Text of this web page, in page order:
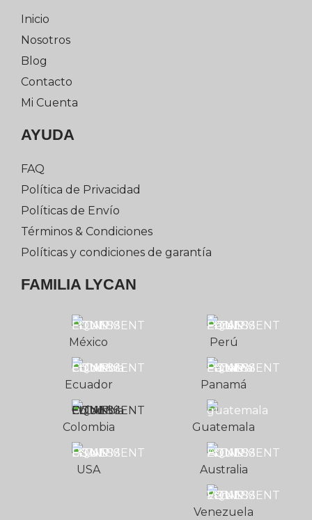
Inicio
Nosotros
Blog
Contacto
Mi Cuenta
AYUDA
FAQ
Política de Privacidad
Políticas de Envío
Términos & Condiciones
Políticas y condiciones de garantía
FAMILIA LYCAN
México
Ecuador
Colombia
USA
Perú
Panamá
Guatemala
Australia
Venezuela